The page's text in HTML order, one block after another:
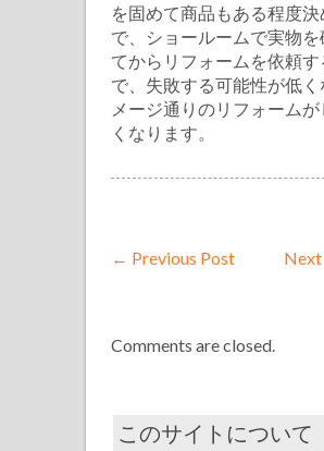
を固めて商品もある程度決
で、ショールームで実物を
てからリフォームを依頼す
で、失敗する可能性が低く
メージ通りのリフォームが
くなります。
← Previous Post
Comments are closed.
このサイトについて